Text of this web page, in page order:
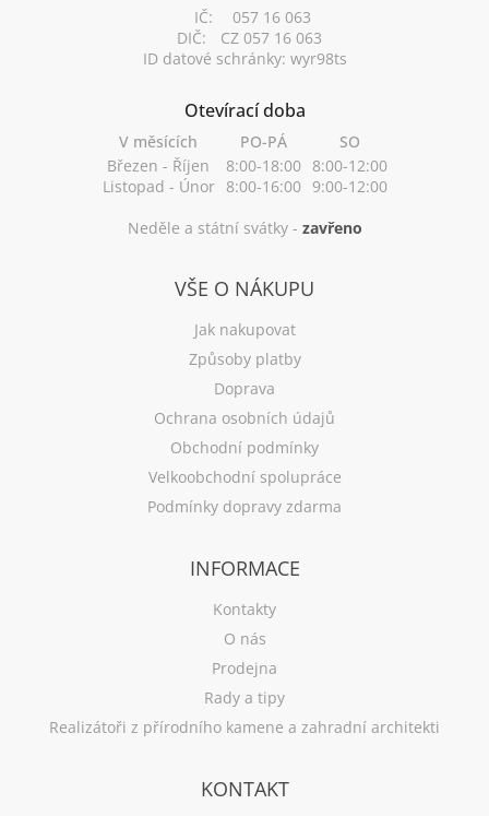
IČ:
057 16 063
DIČ:
CZ 057 16 063
ID datové schránky: wyr98ts
Otevírací doba
V měsících PO-PÁ
SO
Březen - Říjen
8:00-18:00 8:00-12:00
Listopad - Únor 8:00-16:00 9:00-12:00
Neděle a státní svátky - zavřeno
VŠE O NÁKUPU
Jak nakupovat
Způsoby platby
Doprava
Ochrana osobních údajů
Obchodní podmínky
Velkoobchodní spolupráce
Podmínky dopravy zdarma
INFORMACE
Kontakty
O nás
Prodejna
Rady a tipy
Realizátoři z přírodního kamene a zahradní architekti
KONTAKT